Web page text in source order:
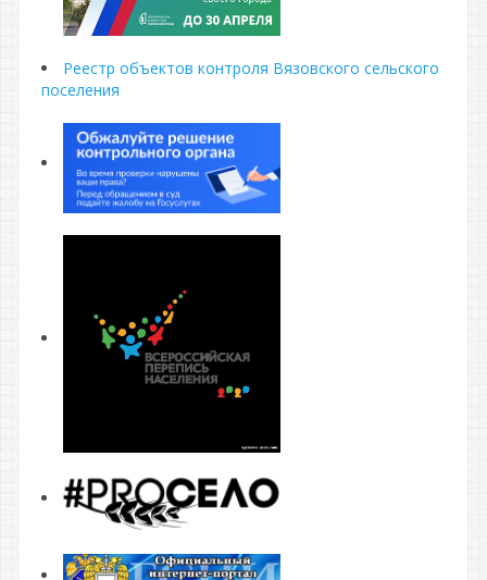
Реестр объектов контроля Вязовского сельского
поселения